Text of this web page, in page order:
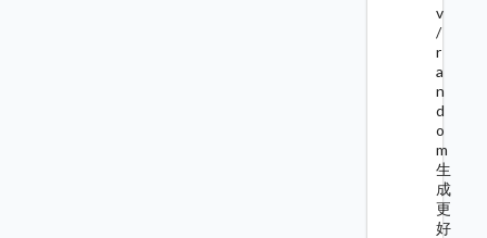
v
/
r
a
n
d
o
m
生
成
更
好